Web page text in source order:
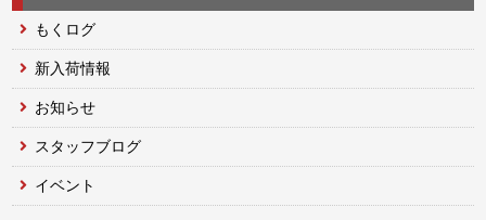
もくログ
新入荷情報
お知らせ
スタッフブログ
イベント